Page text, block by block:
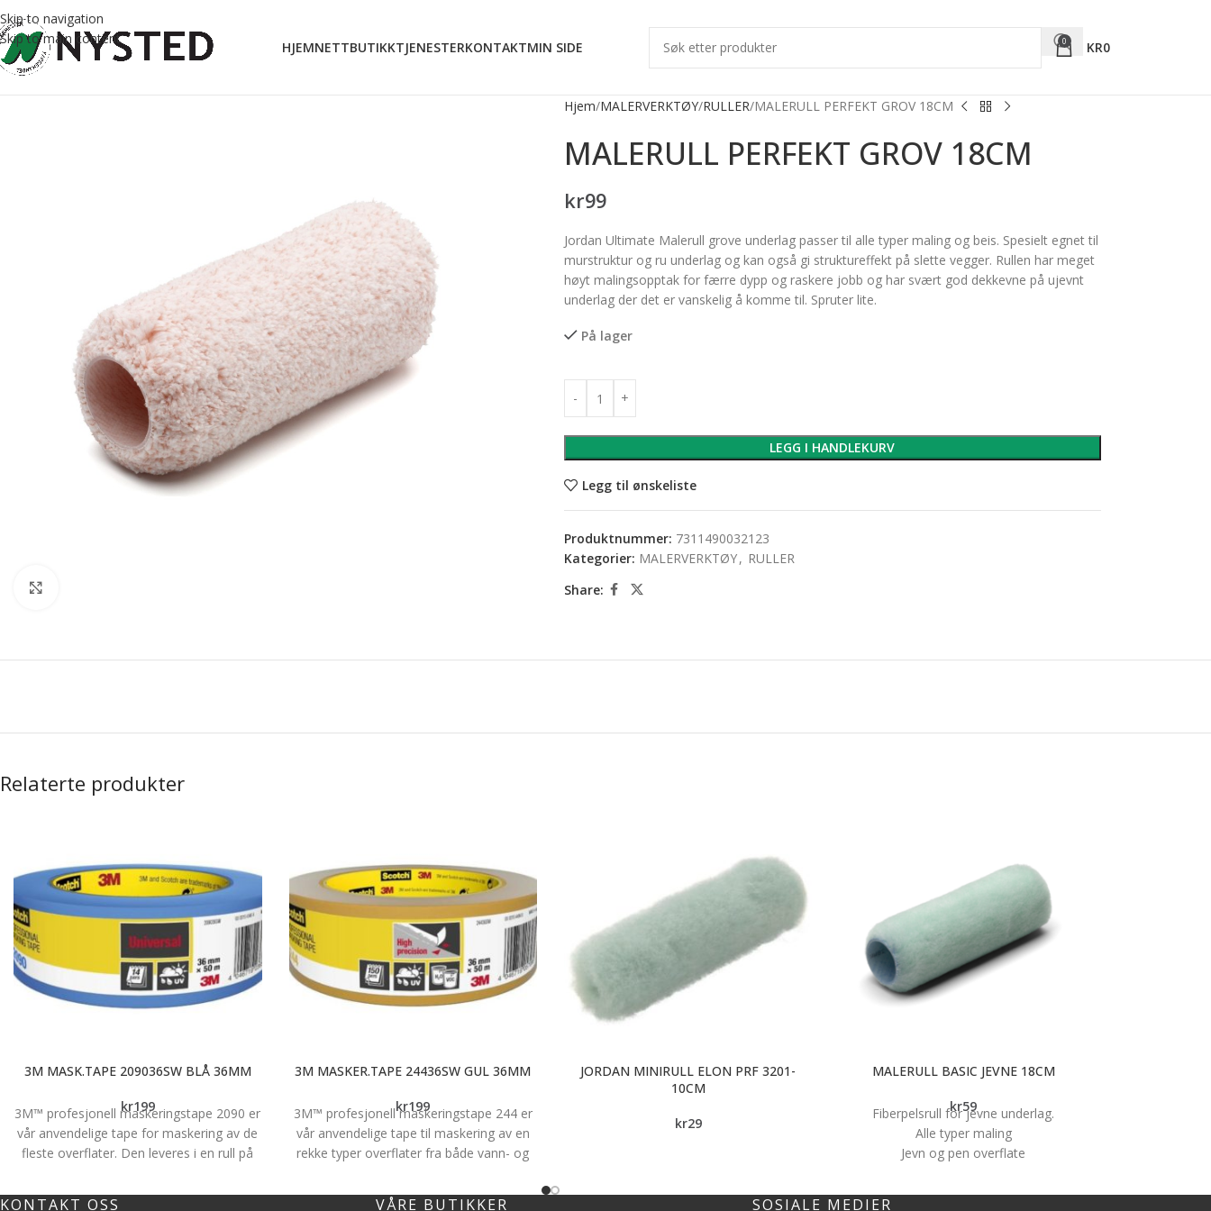
Skip to navigation
Skip to main content
HJEMNETTBUTIKKTJENESTERKONTAKTMIN SIDE 0 KR0
Hjem MALERVERKTØY RULLER MALERULL PERFEKT GROV 18CM
MALERULL PERFEKT GROV 18CM
kr99
Jordan Ultimate Malerull grove underlag passer til alle typer maling og beis. Spesielt egnet til
murstruktur og ru underlag og kan også gi struktureffekt på slette vegger. Rullen har meget
høyt malingsopptak for færre dypp og raskere jobb og har svært god dekkevne på ujevnt
underlag der det er vanskelig å komme til. Spruter lite.
På lager
LEGG I HANDLEKURV
Legg til ønskeliste
Produktnummer: 7311490032123
Kategorier: MALERVERKTØY, RULLER
Share:
Relaterte produkter
3M MASK.TAPE 209036SW BLÅ 36MM
kr199
3M™ profesjonell maskeringstape 2090 er
vår anvendelige tape for maskering av de
fleste overflater. Den leveres i en rull på
Få rene malekanter ved maskering både
3M MASKER.TAPE 24436SW GUL 36MM
kr199
3M™ profesjonell maskeringstape 244 er
vår anvendelige tape til maskering av en
rekke typer overflater fra både vann- og
rull på 36 mm x 50 m.
JORDAN MINIRULL ELON PRF 3201-
10CM
kr29
MALERULL BASIC JEVNE 18CM
kr59
Fiberpelsrull for jevne underlag.
Alle typer maling
Jevn og pen overflate
minimalt.
KONTAKT OSS VÅRE BUTIKKER SOSIALE MEDIER